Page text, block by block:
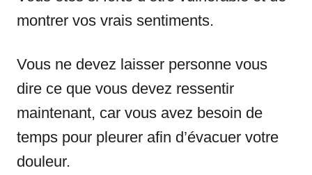
montrer vos vrais sentiments.
Vous ne devez laisser personne vous
dire ce que vous devez ressentir
maintenant, car vous avez besoin de
temps pour pleurer afin d’évacuer votre
douleur.